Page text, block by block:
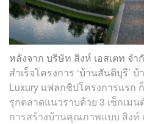
หลังจาก บริษัท สิงห์ เอสเตท จ
สำเร็จโครงการ ‘บ้านสันติบุรี’
Luxury แฟลกชิปโครงการแรก
รุกตลาดแนวราบด้วย 3 เซ็กเม
การสร้างบ้านคุณภาพแบบ สิงห์